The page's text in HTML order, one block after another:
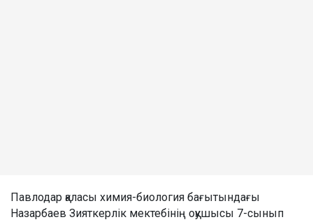
Павлодар қаласы химия-биология бағытындағы
Назарбаев Зияткерлік мектебінің оқушысы 7-сынып